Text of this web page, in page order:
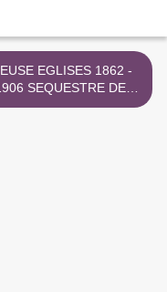
EGLISES 1862 -
DE
1905 >